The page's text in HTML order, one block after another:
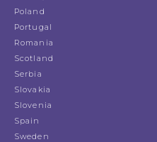
Poland
Portugal
Romania
Scotland
Serbia
Slovakia
Slovenia
Spain
Sweden